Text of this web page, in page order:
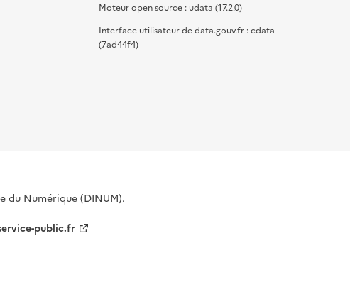
Moteur open source : udata (17.2.0)
Interface utilisateur de data.gouv.fr : cdata
(7ad44f4)
Numérique (DINUM).
public.fr